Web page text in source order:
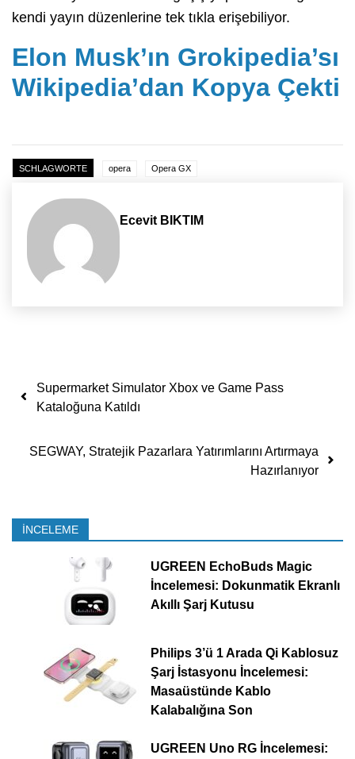
kendi yayın düzenlerine tek tıkla erişebiliyor.
Elon Musk’ın Grokipedia’sı
Wikipedia’dan Kopya Çekti
SCHLAGWORTE opera Opera GX
Ecevit BIKTIM
Yazı dolaşımı
Supermarket Simulator Xbox ve Game Pass
Kataloğuna Katıldı
SEGWAY, Stratejik Pazarlara Yatırımlarını Artırmaya
Hazırlanıyor
İNCELEME
UGREEN EchoBuds Magic
İncelemesi: Dokunmatik Ekranlı
Akıllı Şarj Kutusu
Philips 3’ü 1 Arada Qi Kablosuz
Şarj İstasyonu İncelemesi:
Masaüstünde Kablo
Kalabalığına Son
UGREEN Uno RG İncelemesi: